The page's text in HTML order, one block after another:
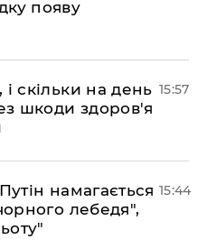
появу
скільки на день
шкоди здоров'я
15:57
намагається
лебедя",
15:44